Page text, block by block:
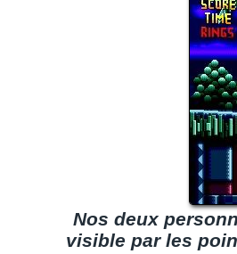
Nos deux
visible par les